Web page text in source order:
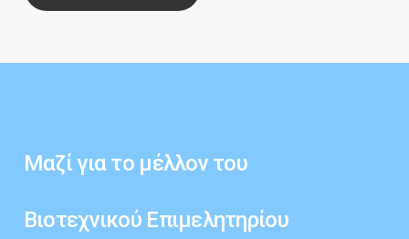
Μαζί για το μέλλον του
Βιοτεχνικού Επιμελητηρίου